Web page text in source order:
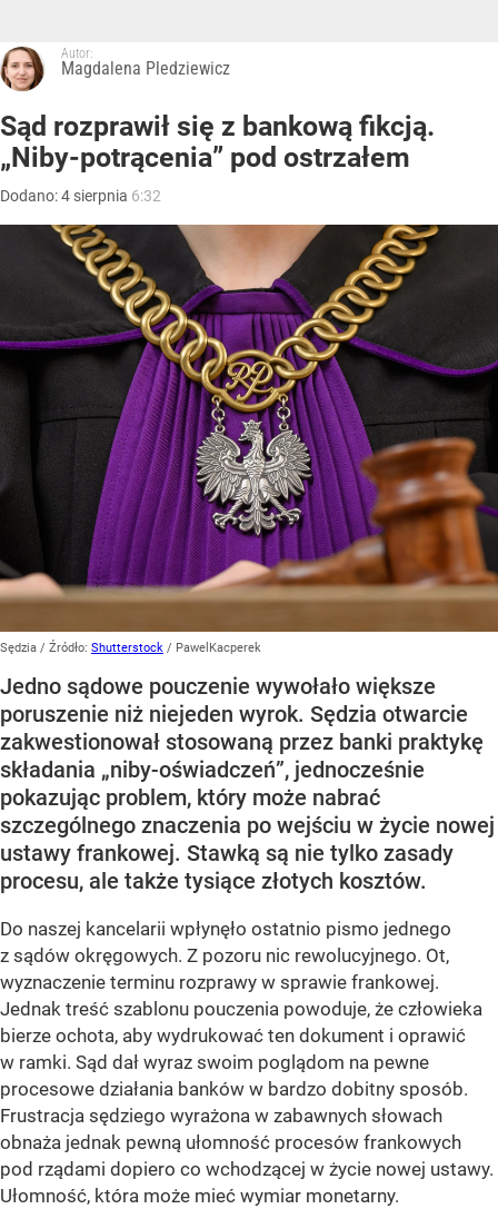
Autor:
Magdalena Pledziewicz
Sąd rozprawił się z bankową fikcją.
„Niby-potrącenia” pod ostrzałem
Dodano:4 sierpnia 6:32
Sędzia / Źródło: Shutterstock / PawelKacperek
Jedno sądowe pouczenie wywołało większe
poruszenie niż niejeden wyrok. Sędzia otwarcie
zakwestionował stosowaną przez banki praktykę
składania „niby-oświadczeń”, jednocześnie
pokazując problem, który może nabrać
szczególnego znaczenia po wejściu w życie nowej
ustawy frankowej. Stawką są nie tylko zasady
procesu, ale także tysiące złotych kosztów.
Do naszej kancelarii wpłynęło ostatnio pismo jednego
z sądów okręgowych. Z pozoru nic rewolucyjnego. Ot,
wyznaczenie terminu rozprawy w sprawie frankowej.
Jednak treść szablonu pouczenia powoduje, że człowieka
bierze ochota, aby wydrukować ten dokument i oprawić
w ramki. Sąd dał wyraz swoim poglądom na pewne
procesowe działania banków w bardzo dobitny sposób.
Frustracja sędziego wyrażona w zabawnych słowach
obnaża jednak pewną ułomność procesów frankowych
pod rządami dopiero co wchodzącej w życie nowej ustawy.
Ułomność, która może mieć wymiar monetarny.